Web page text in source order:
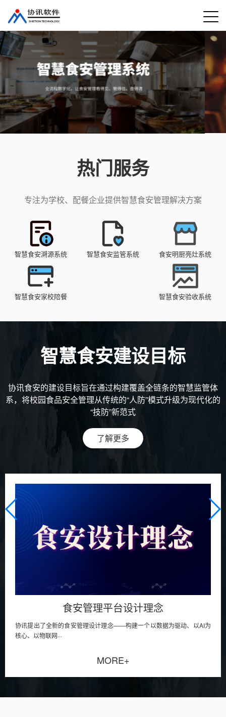
热门服务
专注为学校、配餐企业提供智慧食安管理解决方案
智慧食安溯源系统 智慧食安监管系统 食安明厨亮灶系统
智慧食安家校陪餐 智慧食安验收系统
智慧食安建设目标
协讯食安的建设目标旨在通过构建覆盖全链条的智慧监管体
系，将校园食品安全管理从传统的“人防”模式升级为现代化的
“技防”新范式
了解更多
食安管理平台设计理念
协讯提出了全新的食安管理设计理念——构建一个以数据为驱动、以AI为
核心、以物联网···
MORE+